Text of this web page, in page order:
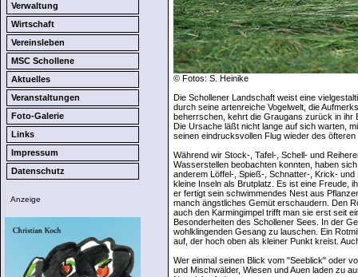
Verwaltung
Wirtschaft
Vereinsleben
MSC Schollene
Aktuelles
Veranstaltungen
Foto-Galerie
Links
Impressum
Datenschutz
Anzeige
© Fotos: S. Heinike
Die Schollener Landschaft weist eine
durch seine artenreiche Vogelwelt, die
beherrschen, kehrt die Graugans zurück in ihr
Die Ursache läßt nicht lange auf sich warten,
seinen eindrucksvollen Flug wieder des öfteren
Während wir Stock-, Tafel-, Schell- und
Wasserstellen beobachten konnten, haben
anderem Löffel-, Spieß-, Schnatter-, Krick-
kleine Inseln als Brutplatz. Es ist eine Freude,
er fertigt sein schwimmendes Nest aus
manch ängstliches Gemüt erschaudern. Den
auch den Karmingimpel trifft man sie erst seit
Besonderheiten des Schollener Sees. In der
wohlklingenden Gesang zu lauschen. Ein
auf, der hoch oben als kleiner Punkt kreist.
Wer einmal seinen Blick vom "Seeblick" oder
und Mischwälder, Wiesen und Auen laden zu